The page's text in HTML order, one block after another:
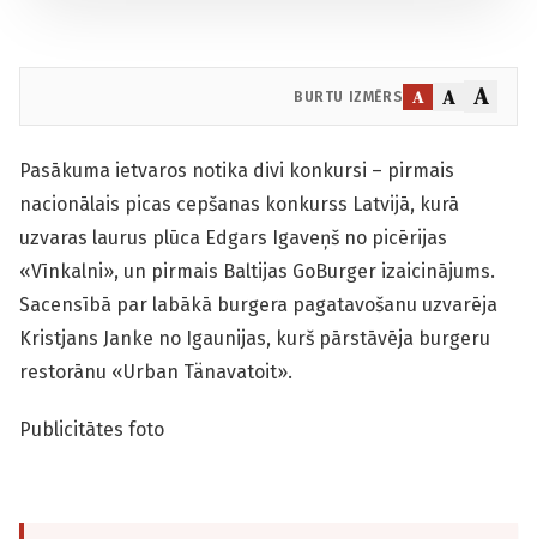
BURTU IZMĒRS A A A
Pasākuma ietvaros notika divi konkursi – pirmais
nacionālais picas cepšanas konkurss Latvijā, kurā
uzvaras laurus plūca Edgars Igaveņš no picērijas
«Vīnkalni», un pirmais Baltijas GoBurger izaicinājums.
Sacensībā par labākā burgera pagatavošanu uzvarēja
Kristjans Janke no Igaunijas, kurš pārstāvēja burgeru
restorānu «Urban Tänavatoit».
Publicitātes foto